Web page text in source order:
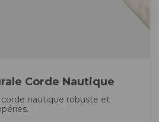
Corde Nautique
nautique robuste et